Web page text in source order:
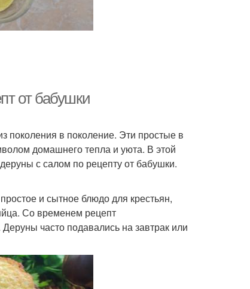
от бабушки
поколения в поколение. Эти простые в
домашнего тепла и уюта. В этой
с салом по рецепту от бабушки.
и сытное блюдо для крестьян,
Со временем рецепт
часто подавались на завтрак или